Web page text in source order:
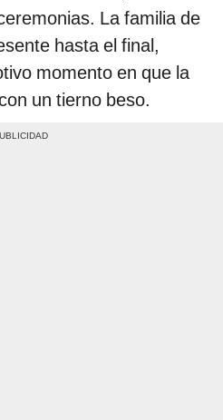
La familia de
hasta el final,
momento en que la
un tierno beso.